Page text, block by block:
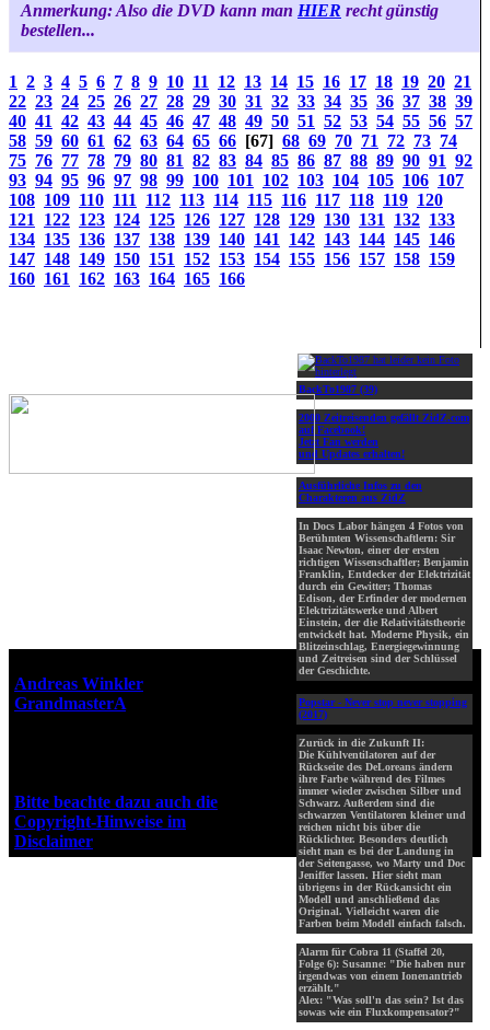
Anmerkung: Also die DVD kann man HIER recht günstig
bestellen...
1 2 3 4 5 6 7 8 9 10 11 12 13 14 15 16 17 18 19 20 21
22 23 24 25 26 27 28 29 30 31 32 33 34 35 36 37 38 39
40 41 42 43 44 45 46 47 48 49 50 51 52 53 54 55 56 57
58 59 60 61 62 63 64 65 66 [67] 68 69 70 71 72 73 74
75 76 77 78 79 80 81 82 83 84 85 86 87 88 89 90 91 92
93 94 95 96 97 98 99 100 101 102 103 104 105 106 107
108 109 110 111 112 113 114 115 116 117 118 119 120
121
122 123 124 125 126 127 128 129 130 131 132 133
134 135 136 137 138 139 140 141 142 143 144 145 146
147 148 149 150 151 152 153 154 155 156 157 158 159
160 161 162 163 164 165 166
BackTo1987 (39)
2000 Zeitreisenden gefällt ZidZ.com
auf Facebook!
Jetzt Fan werden
und Updates erhalten!
Ausführliche Infos zu den
Charakteren aus ZidZ
In Docs Labor hängen 4 Fotos von
Berühmten Wissenschaftlern: Sir
Isaac Newton, einer der ersten
richtigen Wissenschaftler; Benjamin
Franklin, Entdecker der Elektrizität
durch ein Gewitter; Thomas
Edison, der Erfinder der modernen
Elektrizitätswerke und Albert
Einstein, der die Relativitätstheorie
entwickelt hat. Moderne Physik, ein
Blitzeinschlag, Energiegewinnung
und Zeitreisen sind der Schlüssel
der Geschichte.
Popstar - Never stop never stopping
(2017)
Zurück in die Zukunft II:
Die Kühlventilatoren auf der
Rückseite des DeLoreans ändern
ihre Farbe während des Filmes
immer wieder zwischen Silber und
Schwarz. Außerdem sind die
schwarzen Ventilatoren kleiner und
reichen nicht bis über die
Rücklichter. Besonders deutlich
sieht man es bei der Landung in
der Seitengasse, wo Marty und Doc
Jeniffer lassen. Hier sieht man
übrigens in der Rückansicht ein
Modell und anschließend das
Original. Vielleicht waren die
Farben beim Modell einfach falsch.
Alarm für Cobra 11 (Staffel 20,
Folge 6): Susanne: "Die haben nur
irgendwas von einem Ionenantrieb
erzählt."
Alex: "Was soll'n das sein? Ist das
sowas wie ein Fluxkompensator?"
Andreas Winkler
GrandmasterA
Bitte beachte dazu auch die
Copyright-Hinweise im
Disclaimer